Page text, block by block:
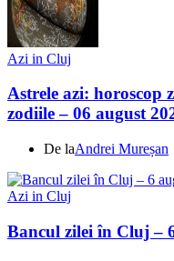
Azi in Cluj
Astrele azi: horoscop
zodiile – 06 august
De laAndrei Mureșan
Azi in Cluj
Bancul zilei în Cluj –